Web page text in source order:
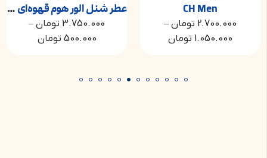
CH Men
2.700.000 تومان –
1.050.000 تومان
عطر شنل الور هوم قهوه‌ای | Chanel Allure Homme
3.750.000 تومان –
500.000 تومان